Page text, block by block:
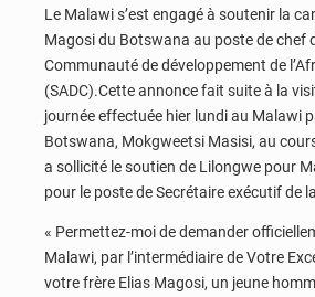
Le Malawi s’est engagé à soutenir la
Magosi du Botswana au poste de chef
Communauté de développement de
(SADC).Cette annonce fait suite à la
journée effectuée hier lundi au Malawi
Botswana, Mokgweetsi Masisi, au
a sollicité le soutien de Lilongwe pour
pour le poste de Secrétaire exécutif de
« Permettez-moi de demander
Malawi, par l’intermédiaire de Votre
votre frère Elias Magosi, un jeune